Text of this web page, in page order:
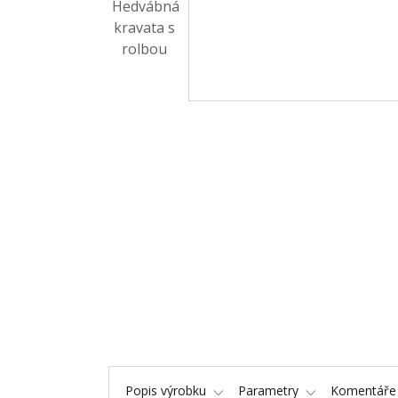
Popis výrobku Parametry